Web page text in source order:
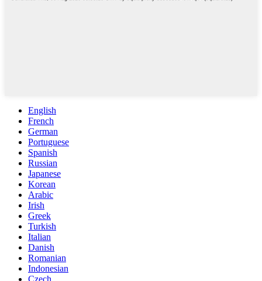
English
French
German
Portuguese
Spanish
Russian
Japanese
Korean
Arabic
Irish
Greek
Turkish
Italian
Danish
Romanian
Indonesian